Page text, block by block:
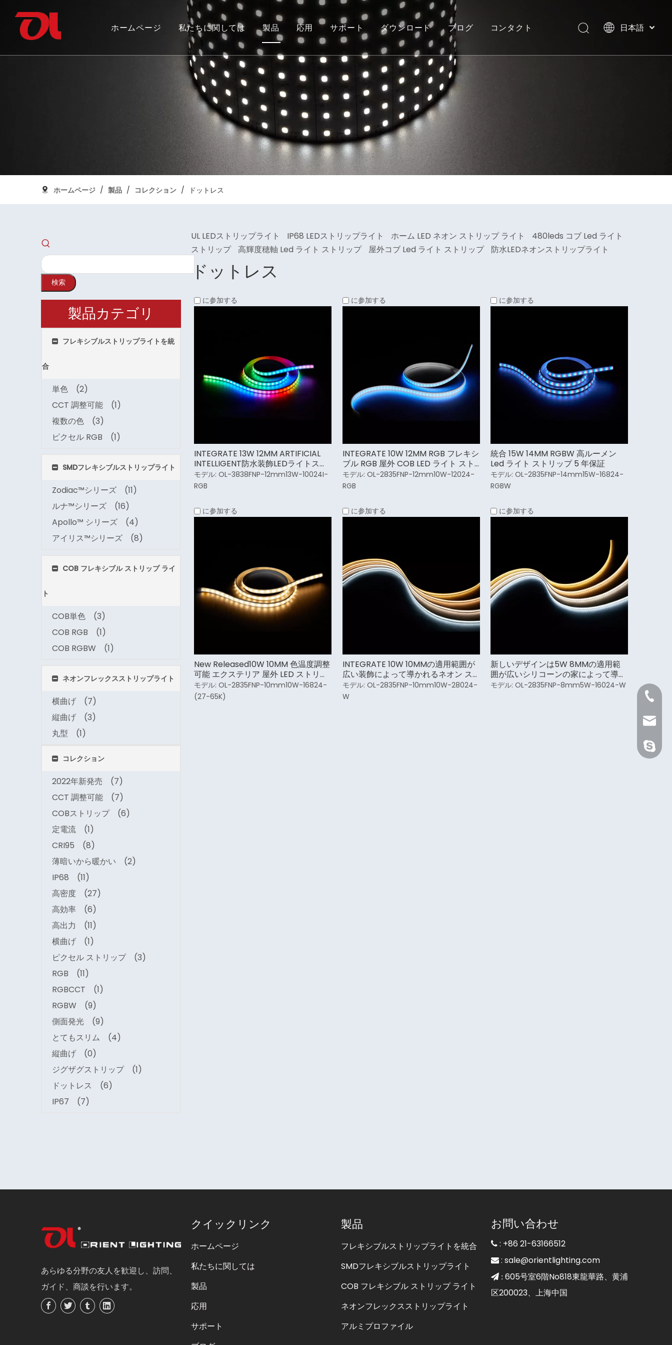
ホームページ 私たちに関しては
証明書の栄誉
製品
SMDフレキシブルストリップライト COB フレキシブル ストリップ ライト
応用
グランドピアの再建 トロントのサイン
サポート ダウンロード ブログ コンタクト
日本語
العربية
ホームページ / 製品 / コレクション / ドットレス
検索
製品カテゴリ
フレキシブルストリップライトを統
合
単色
(2)
CCT 調整可能
(1)
複数の色
(3)
ピクセル RGB
(1)
SMDフレキシブルストリップライト
Zodiac™シリーズ
(11)
ルナ™シリーズ
(16)
Apollo™ シリーズ
(4)
アイリス™シリーズ
(8)
COB フレキシブル ストリップ ライ
ト
COB単色
(3)
COB RGB
(1)
COB RGBW
(1)
ネオンフレックスストリップライト
横曲げ
(7)
縦曲げ
(3)
丸型
(1)
コレクション
2022年新発売
(7)
CCT 調整可能
(7)
COBストリップ
(6)
定電流
(1)
CRI95
(8)
薄暗いから暖かい
(2)
IP68
(11)
高密度
(27)
高効率
(6)
高出力
(11)
横曲げ
(1)
ピクセル ストリップ
(3)
RGB
(11)
RGBCCT
(1)
RGBW
(9)
側面発光
(9)
とてもスリム
(4)
縦曲げ
(0)
ジグザグストリップ
(1)
ドットレス
(6)
IP67
(7)
UL LEDストリップライト IP68 LEDストリップライト ホーム LED ネオン ストリップ ライト
480leds コブ Led ライト
ストリップ
高輝度穂軸 Led ライト ストリップ 屋外コブ Led ライト ストリップ 防水LEDネオンストリップライト
ドットレス
に参加する
INTEGRATE 13W 12MM ARTIFICIAL
INTELLIGENT防水装飾LEDライトスト
リップ
モデル: OL-3838FNP-12mm13W-10024I-
RGB
に参加する
INTEGRATE 10W 12MM RGB フレキシ
ブル RGB 屋外 COB LED ライト スト
リップ
モデル: OL-2835FNP-12mm10W-12024-
RGB
に参加する
統合 15W 14MM RGBW 高ルーメン
Led ライト ストリップ 5 年保証
モデル: OL-2835FNP-14mm15W-16824-
RGBW
に参加する
New Released10W 10MM 色温度調整
可能 エクステリア 屋外 LED ストリッ
プライト
モデル: OL-2835FNP-10mm10W-16824-
(27-65K)
に参加する
INTEGRATE 10W 10MMの適用範囲が
広い装飾によって導かれるネオン ス
トリップ ライト
モデル: OL-2835FNP-10mm10W-28024-
W
に参加する
新しいデザインは5W 8MMの適用範
囲が広いシリコーンの家によって導か
れるネオン ストリップ ライトを統合
モデル: OL-2835FNP-8mm5W-16024-W
あらゆる分野の友人を歓迎し、訪問、
ガイド、商談を行います。
クイックリンク
ホームページ
私たちに関しては
製品
応用
サポート
製品
フレキシブルストリップライトを統合
SMDフレキシブルストリップライト
COB フレキシブル ストリップ ライト
ネオンフレックスストリップライト
アルミプロファイル
お問い合わせ
 : +86 21-63166512
 : sale@orientlighting.com
 : 605号室6階No818東龍華路、黄浦
区200023、上海中国
+86 21